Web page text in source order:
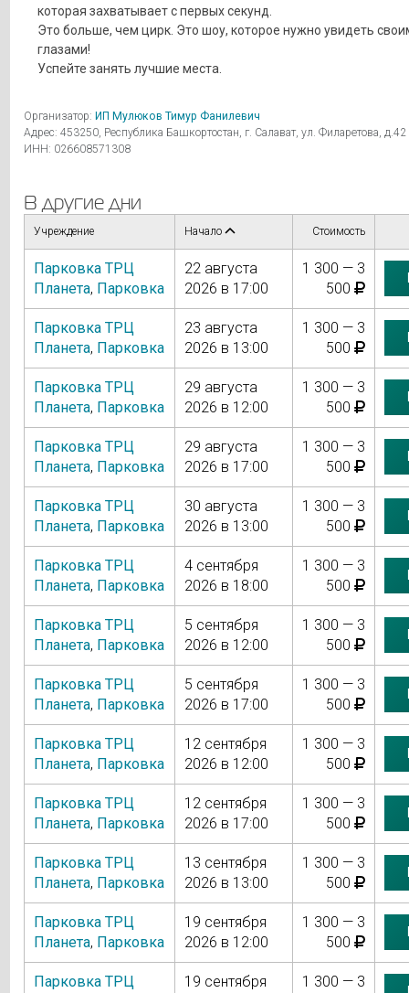
которая захватывает с первых секунд.
Это больше, чем цирк. Это шоу, которое нужно увидеть
глазами!
Успейте занять лучшие места.
Организатор: ИП Мулюков Тимур Фанилевич
Адрес: 453250, Республика Башкортостан, г. Салават, ул. Филаретова, д.42
ИНН: 026608571308
В другие дни
Учреждение Начало Стоимость
Парковка ТРЦ
Планета, Парковка
22 августа
2026 в 17:00
1 300 — 3
500
Парковка ТРЦ
Планета, Парковка
23 августа
2026 в 13:00
1 300 — 3
500
Парковка ТРЦ
Планета, Парковка
29 августа
2026 в 12:00
1 300 — 3
500
Парковка ТРЦ
Планета, Парковка
29 августа
2026 в 17:00
1 300 — 3
500
Парковка ТРЦ
Планета, Парковка
30 августа
2026 в 13:00
1 300 — 3
500
Парковка ТРЦ
Планета, Парковка
4 сентября
2026 в 18:00
1 300 — 3
500
Парковка ТРЦ
Планета, Парковка
5 сентября
2026 в 12:00
1 300 — 3
500
Парковка ТРЦ
Планета, Парковка
5 сентября
2026 в 17:00
1 300 — 3
500
Парковка ТРЦ
Планета, Парковка
12 сентября
2026 в 12:00
1 300 — 3
500
Парковка ТРЦ
Планета, Парковка
12 сентября
2026 в 17:00
1 300 — 3
500
Парковка ТРЦ
Планета, Парковка
13 сентября
2026 в 13:00
1 300 — 3
500
Парковка ТРЦ
Планета, Парковка
19 сентября
2026 в 12:00
1 300 — 3
500
Парковка ТРЦ 19 сентября 1 300 — 3